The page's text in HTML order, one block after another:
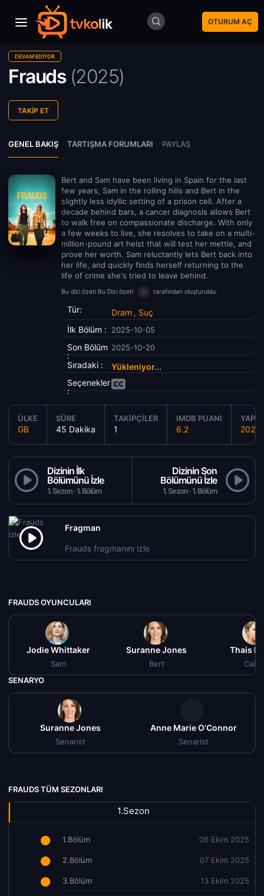
OTURUM AÇ
DEVAM EDIYOR
Frauds (2025)
TAKIP ET
GENEL BAKIŞ TARTIŞMA FORUMLARI PAYLAŞ
Bert and Sam have been living in Spain for the last
few years, Sam in the rolling hills and Bert in the
slightly less idyllic setting of a prison cell. After a
decade behind bars, a cancer diagnosis allows Bert
to walk free on compassionate discharge. With only
a few weeks to live, she resolves to take on a multi-
million-pound art heist that will test her mettle, and
prove her worth. Sam reluctantly lets Bert back into
her life, and quickly finds herself returning to the
life of crime she's tried to leave behind.
Bu dizi özeti Bu Dizi özeti tarafından oluşturuldu.
Tür: Dram , Suç
İlk Bölüm :
2025-10-05
Son Bölüm
:
2025-10-20
Sıradaki :
Yükleniyor...
Seçenekler
:
ÜLKE
GB
SÜRE
45 Dakika
TAKIPÇILER
1
IMDB PUANI
6.2 2025
Dizinin İlk
Bölümünü İzle
1. Sezon · 1. Bölüm
Dizinin Son
Bölümünü İzle
1. Sezon · 1. Bölüm
Fragman
Frauds fragmanını izle
FRAUDS OYUNCULARI
Jodie Whittaker
Sam
Suranne Jones
Bert
Thais
SENARYO
Suranne Jones
Senarist
Anne Marie O’Connor
Senarist
FRAUDS TÜM SEZONLARI
1.Sezon
1.Bölüm 06 Ekim 2025
2.Bölüm 07 Ekim 2025
3.Bölüm 13 Ekim 2025